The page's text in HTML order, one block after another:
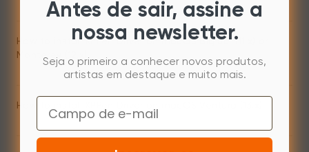
How to install XPPen Driver on macOS Big Sur (11.x) or
Monterey (12.x)
How to install XPPen Driver on macOS Ventura (13.x)
Antes de sair, assine a
nossa newsletter.
Seja o primeiro a conhecer novos produtos,
artistas em destaque e muito mais.
Email